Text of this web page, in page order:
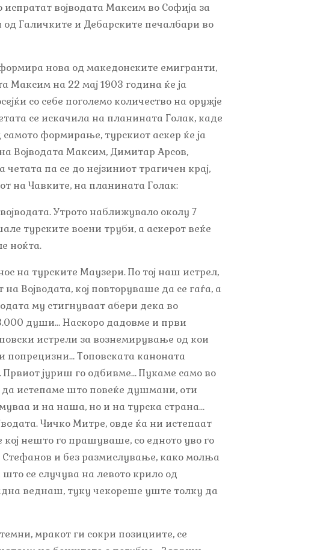
испратат војводата Максим во Софија за
Галичките и Дебарските печалбари во
нова од македонските емигранти,
Максим на 22 мај 1903 година ќе ја
со себе поголемо количество на оружје
се искачила на планината Голак, каде
формирање, турскиот аскер ќе ја
Војводата Максим, Димитар Арсов,
па се до нејзиниот трагичен крај,
на Чавките, на планината Голак:
Утрото наближувало околу 7
турските воени труби, а аскерот веќе
ноќта.
на турските Маузери. По тој наш истрел,
Војводата, кој повторуваше да се гаѓа, а
му стигнуваат абери дека во
души… Наскоро дадовме и први
истрели за вознемирување од кои
попрецизни… Топовската каноната
јуриш го одбивме… Пукаме само во
да истепаме што повеќе душмани, оти
и на наша, но и на турска страна…
Чичко Митре, овде ќа ни истепаат
нешто го прашуваше, со едното уво го
и без размислување, како молња
се случува на левото крило од
веднаш, туку чекореше уште толку да
мракот ги сокри позициите, се